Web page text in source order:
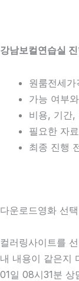
강남보컬연습실
원룸전세
가능 여부
비용, 기간,
필요한 자
최종 진행
다운로드영화 선
컬러링사이트를
내 내용이 같은지
01일 08시31분 상